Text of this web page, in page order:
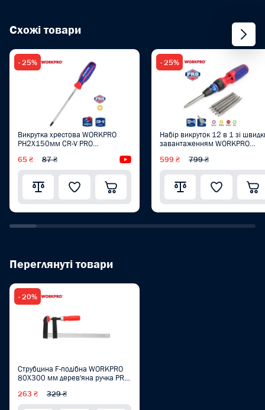
Схожі товари
- 25%
Викрутка хрестова WORKPRO
PH2X150мм CR-V PRO
65 ₴ 87 ₴ Відеоогляд
- 25%
Набір викруток 12 в 1 зі
завантаженням WORKPRO
599 ₴ 799 ₴
Переглянуті товари
- 20%
Струбцина F-подібна WORKPRO
80X300 мм дерев'яна ручка PRO
263 ₴ 329 ₴